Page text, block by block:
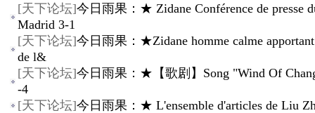
[天下论坛]今日雨果：★ Zidane Conférence de presse
Madrid 3-1
[天下论坛]今日雨果：★Zidane homme calme
de l&
[天下论坛]今日雨果：★【歌剧】Song "Wind Of
-4
[天下论坛]今日雨果：★ L'ensemble d'articles de Liu